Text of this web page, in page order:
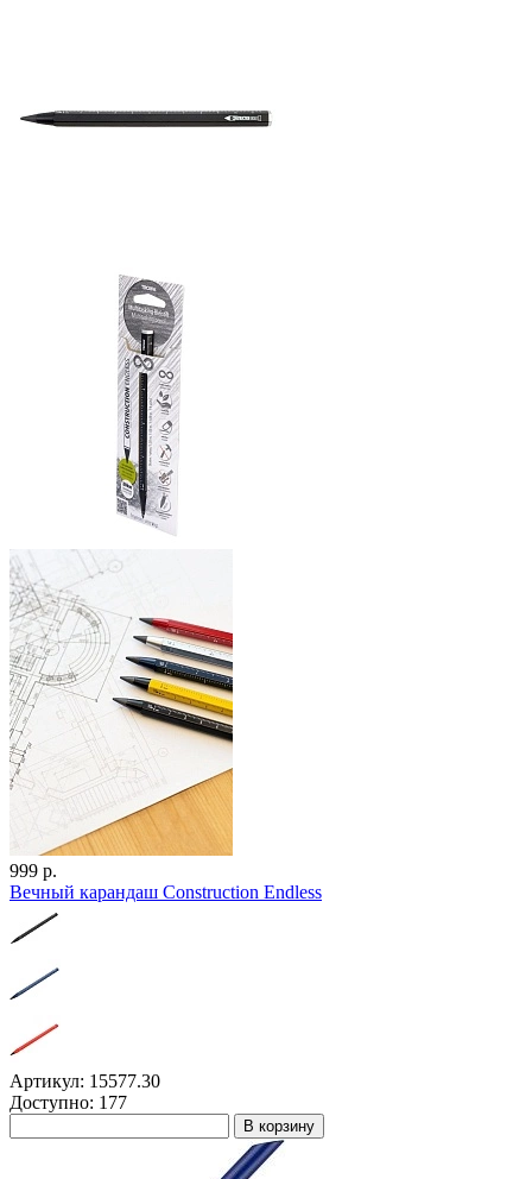
999 р.
Вечный карандаш Construction Endless
Артикул: 15577.30
Доступно: 177
В корзину